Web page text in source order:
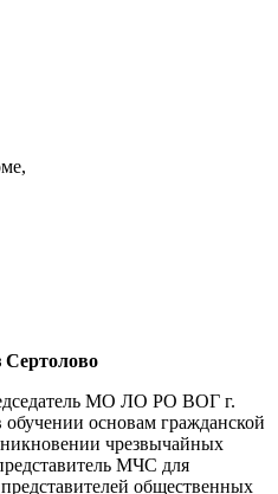
Сертолово
МО ЛО РО ВОГ г.
основам гражданской
чрезвычайных
МЧС для
общественных